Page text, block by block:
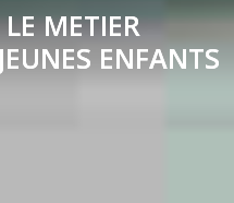
METIER
ENFANTS